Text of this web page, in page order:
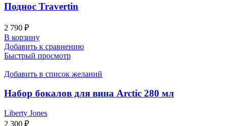
Поднос Travertin
2 790 ₽
В корзину
Добавить к сравнению
Быстрый просмотр
Добавить в список желаний
Набор бокалов для вина Arctic 280 мл
Liberty Jones
2 300 ₽